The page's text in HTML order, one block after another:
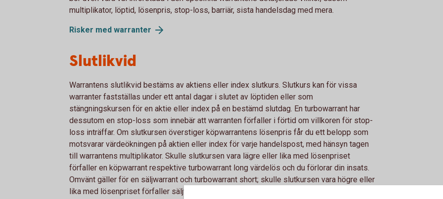
multiplikator, löptid, lösenpris, stop-loss, barriär, sista handelsdag med mera.
Risker med warranter
Slutlikvid
Warrantens slutlikvid bestäms av aktiens eller index slutkurs. Slutkurs kan för vissa
warranter fastställas under ett antal dagar i slutet av löptiden eller som
stängningskursen för en aktie eller index på en bestämd slutdag. En turbowarrant har
dessutom en stop-loss som innebär att warranten förfaller i förtid om villkoren för stop-
loss inträffar. Om slutkursen överstiger köpwarrantens lösenpris får du ett belopp som
motsvarar värdeökningen på aktien eller index för varje handelspost, med hänsyn tagen
till warrantens multiplikator. Skulle slutkursen vara lägre eller lika med lösenpriset
förfaller en köpwarrant respektive turbowarrant long värdelös och du förlorar din insats.
Omvänt gäller för en säljwarrant och turbowarrant short; skulle slutkursen vara högre eller
lika med lösenpriset förfaller säljwarranten respektive turbowarrant short utan värde.